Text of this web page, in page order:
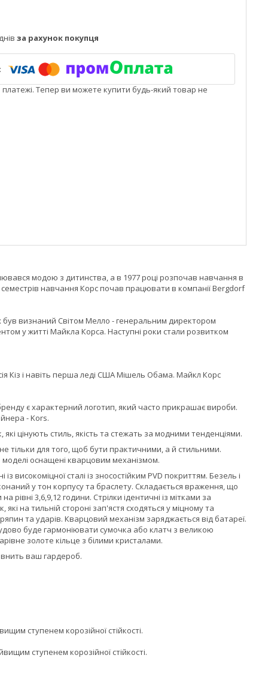
за рахунок покупця
платежі. Тепер ви можете купити будь-який товар не
модою з дитинства, а в 1977 році розпочав навчання в
навчання Корс почав працювати в компанії Bergdorf
був визнаний Світом Мелло - генеральним директором
у житті Майкла Корса. Наступні роки стали розвитком
Кіз і навіть перша леді США Мішель Обама. Майкл Корс
є характерний логотип, який часто прикрашає вироби.
- Kors.
цінують стиль, якість та стежать за модними тенденціями.
тільки для того, щоб бути практичними, а й стильними.
моделі оснащені кварцовим механізмом.
високоміцної сталі із зносостійким PVD покриттям. Безель і
у тон корпусу та браслету. Складається враження, що
3,6,9,12 години. Стрілки ідентичні із мітками за
на тильній стороні зап'ястя сходяться у міцному та
та ударів. Кварцовий механізм заряджається від батареї.
буде гармоніювати сумочка або клатч з великою
золоте кільце з білими кристалами.
ваш гардероб.
ступенем корозійної стійкості.
ступенем корозійної стійкості.